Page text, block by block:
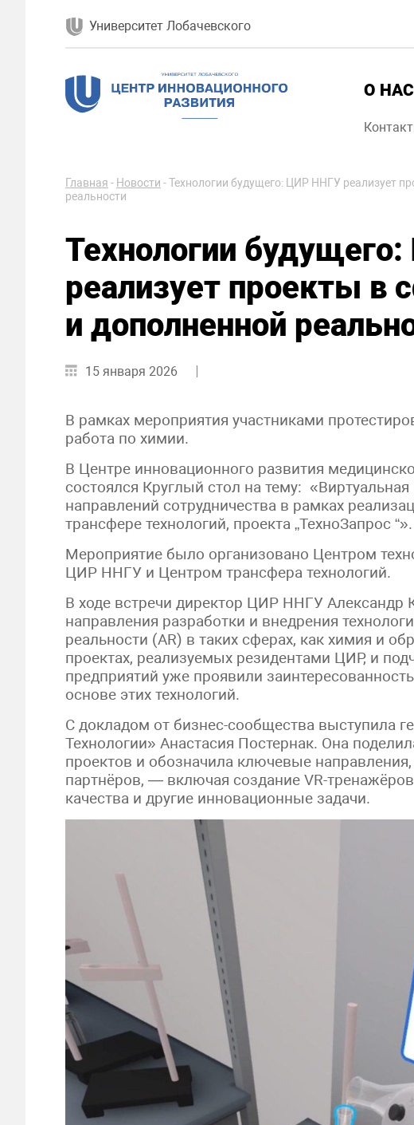
Университет Лобачевского
О НАС
Главная - Новости -Технологии будущего: ЦИР ННГУ реализует
реальности
Технологии
реализует проекты в
и дополненной
15 января 2026
В рамках мероприятия участниками
работа по химии.
В Центре инновационного развития
состоялся Круглый стол на тему:
направлений сотрудничества в рамках
трансфере технологий, проекта „ТехноЗапрос “».
Мероприятие было организовано Центром
ЦИР ННГУ и Центром трансфера технологий.
В ходе встречи директор ЦИР ННГУ Александр
направления разработки и внедрения
реальности (AR) в таких сферах, как химия и
проектах, реализуемых резидентами ЦИР, и
предприятий уже проявили
основе этих технологий.
С докладом от бизнес-сообщества выступила
Технологии» Анастасия Постернак. Она
проектов и обозначила ключевые
партнёров, — включая создание VR-
качества и другие инновационные задачи.